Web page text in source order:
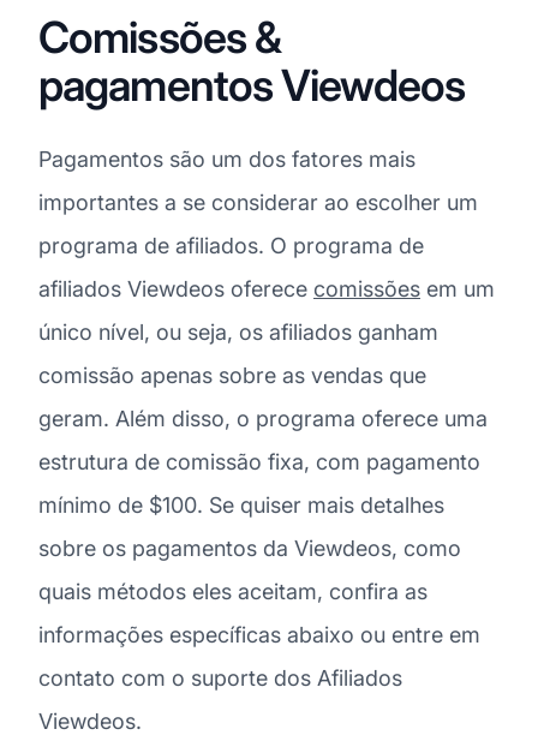
Comissões &
pagamentos Viewdeos
Pagamentos são um dos fatores mais
importantes a se considerar ao escolher um
programa de afiliados. O programa de
afiliados Viewdeos oferece comissões em um
único nível, ou seja, os afiliados ganham
comissão apenas sobre as vendas que
geram. Além disso, o programa oferece uma
estrutura de comissão fixa, com pagamento
mínimo de $100. Se quiser mais detalhes
sobre os pagamentos da Viewdeos, como
quais métodos eles aceitam, confira as
informações específicas abaixo ou entre em
contato com o suporte dos Afiliados
Viewdeos.